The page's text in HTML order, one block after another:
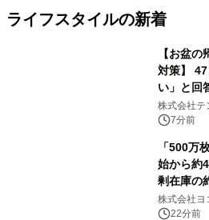
ライフスタイルの新着
【お盆
対策】
い」と回
め買いキ
株式会社テ
7分前
「500万
始から約
剰在庫の
株式会社ヨ
22分前